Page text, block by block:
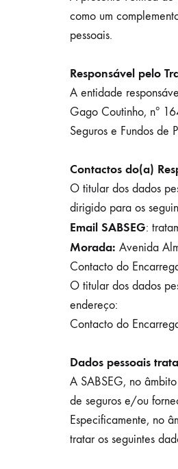
como um
pessoais.
Responsável pelo
A entidade
Gago Coutinho, nº
Seguros e Fundos de
Contactos do(a)
O titular dos dados
dirigido para os
Email SABSEG:
Morada: Avenida
Contacto do
O titular dos dados
endereço:
Contacto do
Dados pessoais
A SABSEG, no
de seguros e/ou
Especificamente, no
tratar os seguintes